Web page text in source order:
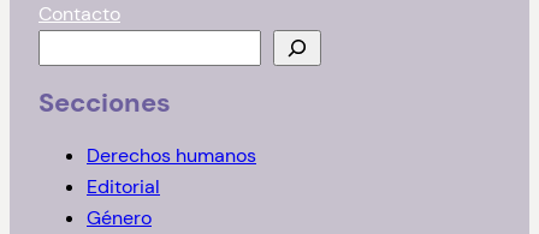
Contacto
s
Secciones
Derechos humanos
Editorial
Género